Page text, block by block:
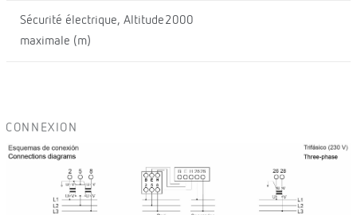
Sécurité électrique, Altitude
maximale (m)
2000
CONNEXION